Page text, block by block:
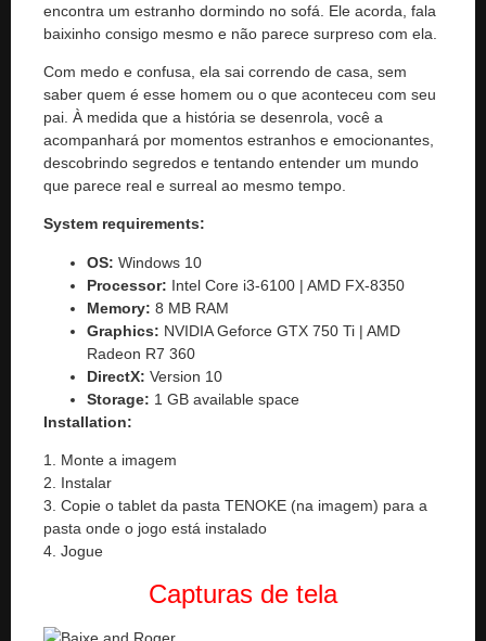
encontra um estranho dormindo no sofá. Ele acorda, fala
baixinho consigo mesmo e não parece surpreso com ela.
Com medo e confusa, ela sai correndo de casa, sem
saber quem é esse homem ou o que aconteceu com seu
pai. À medida que a história se desenrola, você a
acompanhará por momentos estranhos e emocionantes,
descobrindo segredos e tentando entender um mundo
que parece real e surreal ao mesmo tempo.
System requirements:
OS: Windows 10
Processor: Intel Core i3-6100 | AMD FX-8350
Memory: 8 MB RAM
Graphics: NVIDIA Geforce GTX 750 Ti | AMD
Radeon R7 360
DirectX: Version 10
Storage: 1 GB available space
Installation:
1. Monte a imagem
2. Instalar
3. Copie o tablet da pasta TENOKE (na imagem) para a
pasta onde o jogo está instalado
4. Jogue
Capturas de tela